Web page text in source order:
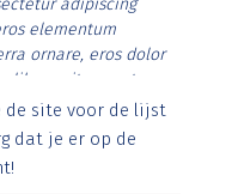
adipiscing
elementum
ornare, eros dolor
libero vitae erat.
id rutrum lorem
tristique posuere.
de site voor de lijst
dat je er op de